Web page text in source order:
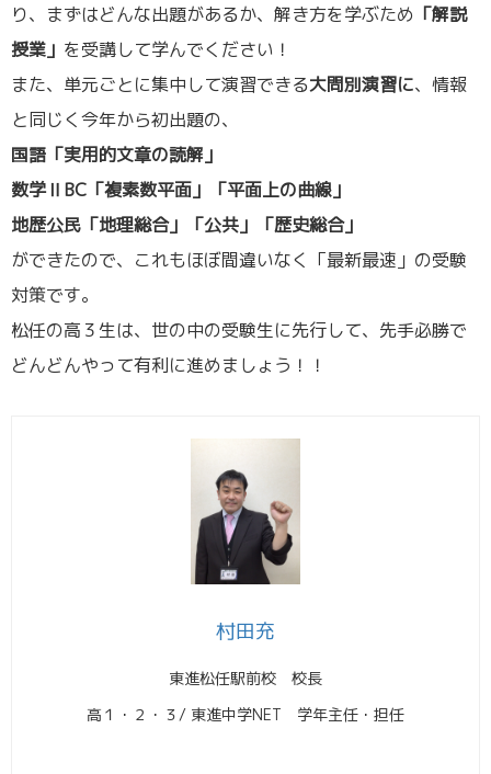
り、まずはどんな出題があるか、解き方を学ぶため 「解説
授業」 を受講して学んでください！
また、単元ごとに集中して演習できる大問別演習に、情報
と同じく今年から初出題の、
国語「実用的文章の読解」
数学ⅡBC 「複素数平面」「平面上の曲線」
地歴公民「地理総合」「公共」「歴史総合」
ができたので、これもほぼ間違いなく「最新最速」の受験
対策です。
松任の高３生は、世の中の受験生に先行して、先手必勝で
どんどんやって有利に進めましょう！！
村田充
東進松任駅前校 校長
高１・２・３/ 東進中学NET 学年主任・担任